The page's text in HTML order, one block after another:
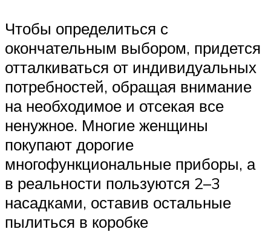
Чтобы определиться с
окончательным выбором, придется
отталкиваться от индивидуальных
потребностей, обращая внимание
на необходимое и отсекая все
ненужное. Многие женщины
покупают дорогие
многофункциональные приборы, а
в реальности пользуются 2–3
насадками, оставив остальные
пылиться в коробке